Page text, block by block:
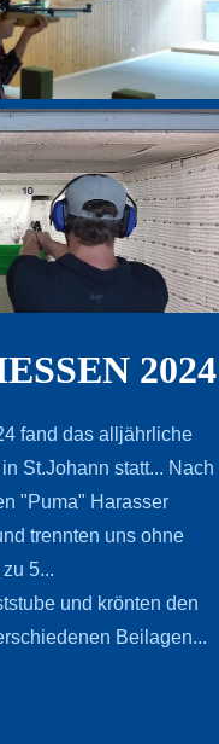
2024
fand das alljährliche
St.Johann statt... Nach
"Puma" Harasser
trennten uns ohne
5...
und krönten den
Beilagen...